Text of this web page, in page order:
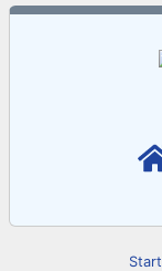
Start